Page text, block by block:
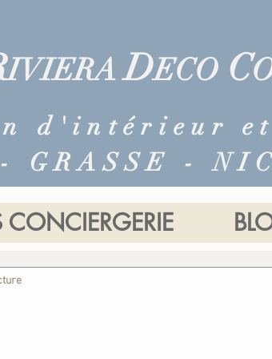
IVIERADECO C
d'intérieur et
GRASSE -
Décoration florale Home
CONCIERGERIE